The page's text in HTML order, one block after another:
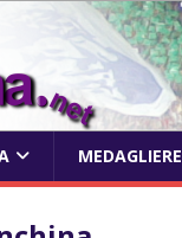
MEDAGLIERE